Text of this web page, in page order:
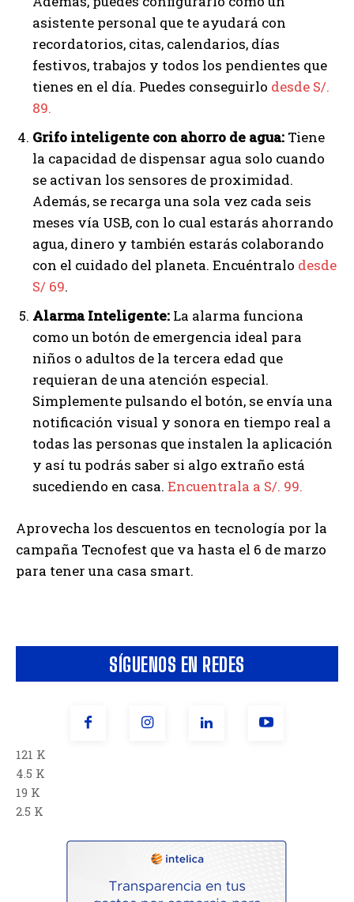
SÍGUENOS EN REDES
121 K
4.5 K
19 K
2.5 K
asistente personal que te ayudará con
recordatorios, citas, calendarios, días
festivos, trabajos y todos los pendientes que
tienes en el día. Puedes conseguirlo desde S/.
89.
Grifo inteligente con ahorro de agua: Tiene
la capacidad de dispensar agua solo cuando
se activan los sensores de proximidad.
Además, se recarga una sola vez cada seis
meses vía USB, con lo cual estarás ahorrando
agua, dinero y también estarás colaborando
con el cuidado del planeta. Encuéntralo desde
S/ 69.
Alarma Inteligente: La alarma funciona
como un botón de emergencia ideal para
niños o adultos de la tercera edad que
requieran de una atención especial.
Simplemente pulsando el botón, se envía una
notificación visual y sonora en tiempo real a
todas las personas que instalen la aplicación
y así tu podrás saber si algo extraño está
sucediendo en casa. Encuentrala a S/. 99.
Aprovecha los descuentos en tecnología por la
campaña Tecnofest que va hasta el 6 de marzo
para tener una casa smart.